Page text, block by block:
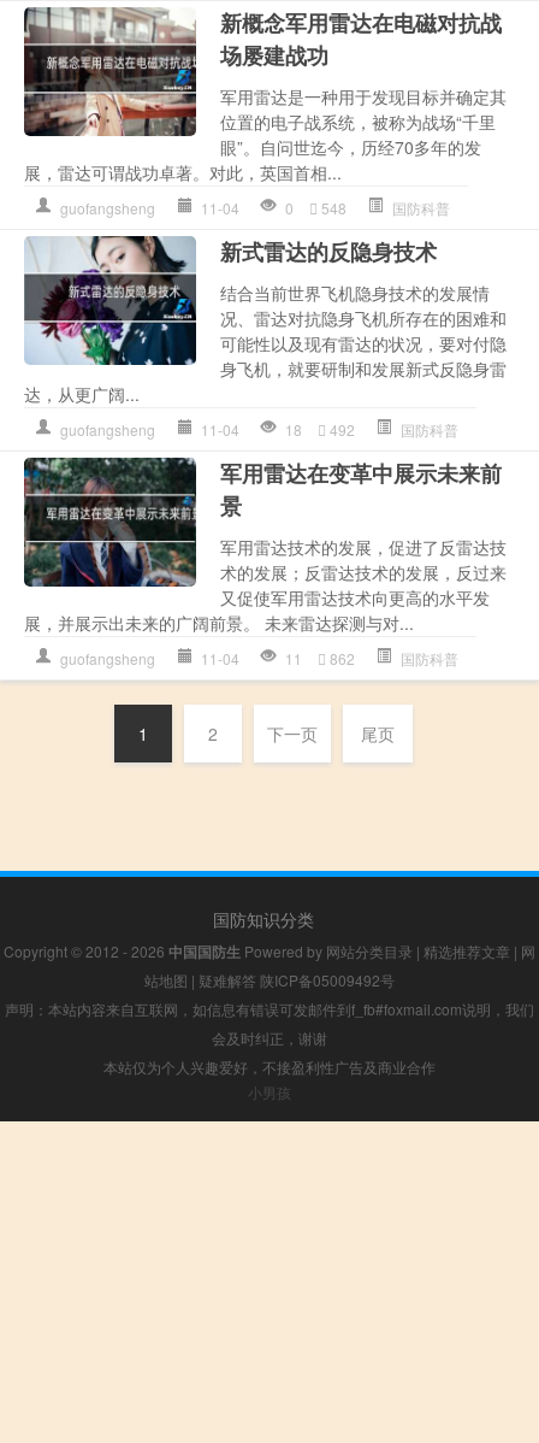
新概念军用雷达在电磁对抗战
场屡建战功
军用雷达是一种用于发现目标并确定其
位置的电子战系统，被称为战场“千里
眼”。自问世迄今，历经70多年的发
展，雷达可谓战功卓著。对此，英国首相...
guofangsheng 11-04 0 548 国防科普
新式雷达的反隐身技术
结合当前世界飞机隐身技术的发展情
况、雷达对抗隐身飞机所存在的困难和
可能性以及现有雷达的状况，要对付隐
身飞机，就要研制和发展新式反隐身雷
达，从更广阔...
guofangsheng 11-04 18 492 国防科普
军用雷达在变革中展示未来前
景
军用雷达技术的发展，促进了反雷达技
术的发展；反雷达技术的发展，反过来
又促使军用雷达技术向更高的水平发
展，并展示出未来的广阔前景。 未来雷达探测与对...
guofangsheng 11-04 11 862 国防科普
1 2 下一页 尾页
国防知识分类
Copyright © 2012 - 2026 中国国防生 Powered by 网站分类目录 | 精选推荐文章 | 网
站地图 | 疑难解答 陕ICP备05009492号
声明：本站内容来自互联网，如信息有错误可发邮件到f_fb#foxmail.com说明，我们
会及时纠正，谢谢
本站仅为个人兴趣爱好，不接盈利性广告及商业合作
小男孩